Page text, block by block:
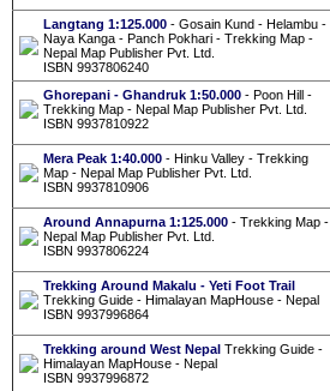
Langtang 1:125.000 - Gosain Kund - Helambu -
Naya Kanga - Panch Pokhari - Trekking Map -
Nepal Map Publisher Pvt. Ltd.
ISBN 9937806240
Ghorepani - Ghandruk 1:50.000 - Poon Hill -
Trekking Map - Nepal Map Publisher Pvt. Ltd.
ISBN 9937810922
Mera Peak 1:40.000 - Hinku Valley - Trekking
Map - Nepal Map Publisher Pvt. Ltd.
ISBN 9937810906
Around Annapurna 1:125.000 - Trekking Map -
Nepal Map Publisher Pvt. Ltd.
ISBN 9937806224
Trekking Around Makalu - Yeti Foot Trail
Trekking Guide - Himalayan MapHouse - Nepal
ISBN 9937996864
Trekking around West Nepal Trekking Guide -
Himalayan MapHouse - Nepal
ISBN 9937996872